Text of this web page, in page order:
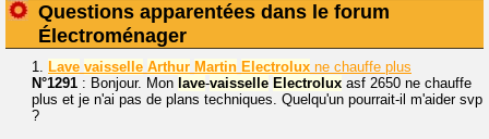
Questions apparentées dans le forum
Électroménager
1. Lave vaisselle Arthur Martin Electrolux ne chauffe plus
N°1291 : Bonjour. Mon lave-vaisselle Electrolux asf 2650 ne chauffe
plus et je n'ai pas de plans techniques. Quelqu'un pourrait-il m'aider svp
?